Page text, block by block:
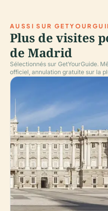
AUSSI SUR
Plus de visites
de Madrid
Sélectionnés sur GetYourGuide.
officiel, annulation gratuite sur la